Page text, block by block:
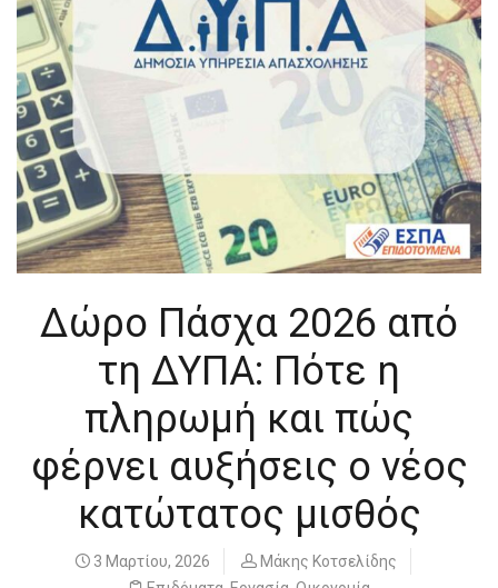
Δώρο Πάσχα 2026 από
τη ΔΥΠΑ: Πότε η
πληρωμή και πώς
φέρνει αυξήσεις ο νέος
κατώτατος μισθός
3 Μαρτίου, 2026
Μάκης Κοτσελίδης